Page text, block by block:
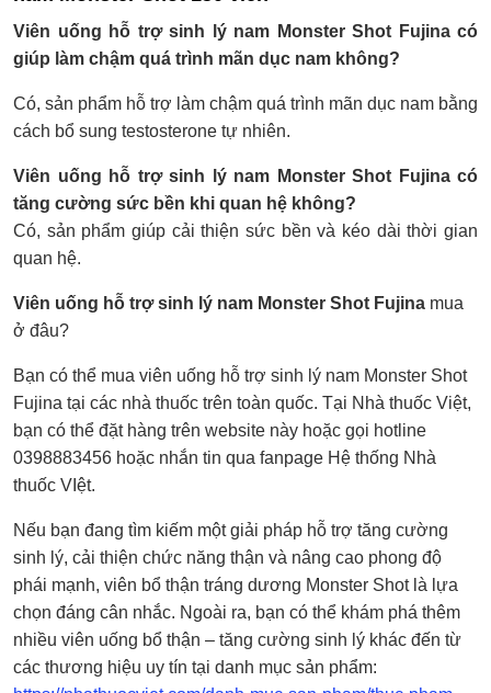
Viên uống hỗ trợ sinh lý nam Monster Shot Fujina có
giúp làm chậm quá trình mãn dục nam không?
Có, sản phẩm hỗ trợ làm chậm quá trình mãn dục nam bằng
cách bổ sung testosterone tự nhiên.
Viên uống hỗ trợ sinh lý nam Monster Shot Fujina có
tăng cường sức bền khi quan hệ không?
Có, sản phẩm giúp cải thiện sức bền và kéo dài thời gian
quan hệ.
Viên uống hỗ trợ sinh lý nam Monster Shot Fujina mua
ở đâu?
Bạn có thể mua viên uống hỗ trợ sinh lý nam Monster Shot
Fujina tại các nhà thuốc trên toàn quốc. Tại Nhà thuốc Việt,
bạn có thể đặt hàng trên website này hoặc gọi hotline
0398883456 hoặc nhắn tin qua fanpage Hệ thống Nhà
thuốc VIệt.
Nếu bạn đang tìm kiếm một giải pháp hỗ trợ tăng cường
sinh lý, cải thiện chức năng thận và nâng cao phong độ
phái mạnh, viên bổ thận tráng dương Monster Shot là lựa
chọn đáng cân nhắc. Ngoài ra, bạn có thể khám phá thêm
nhiều viên uống bổ thận – tăng cường sinh lý khác đến từ
các thương hiệu uy tín tại danh mục sản phẩm: